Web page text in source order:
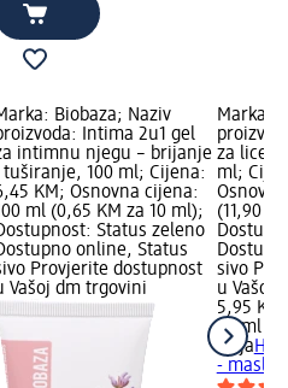
Biobaza; Naziv
Intima 2u1 gel
intimnu njegu – brijanje
tuširanje, 100 ml; Cijena:
KM; Osnovna cijena:
ml (0,65 KM za 10 ml);
Status zeleno
online, Status
Provjerite dostupnost
Vašoj dm trgovini
Marka:
za lice -
ml;
(11,90
sivo
u Vašoj
5,95 KM
50 ml
ziaja
-